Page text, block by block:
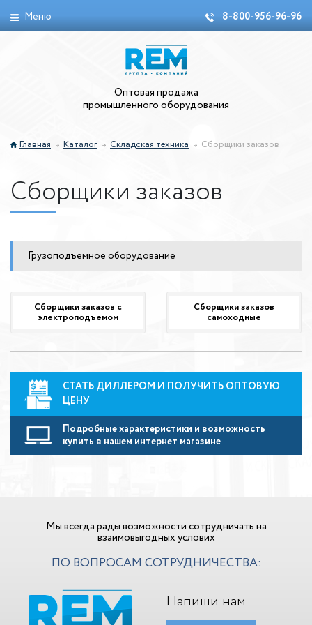
Меню 8-800-956-96-96
Оптовая продажа
промышленного оборудования
Главная Каталог Складская техника Сборщики заказов
Сборщики заказов
Грузоподъемное оборудование
Сборщики заказов с
электроподъемом
Сборщики заказов
самоходные
СТАТЬ ДИЛЛЕРОМ И ПОЛУЧИТЬ ОПТОВУЮ
ЦЕНУ
Подробные характеристики и возможность
купить в нашем интернет магазине
Мы всегда рады возможности сотрудничать на
взаимовыгодных услових
ПО ВОПРОСАМ СОТРУДНИЧЕСТВА:
Напиши нам